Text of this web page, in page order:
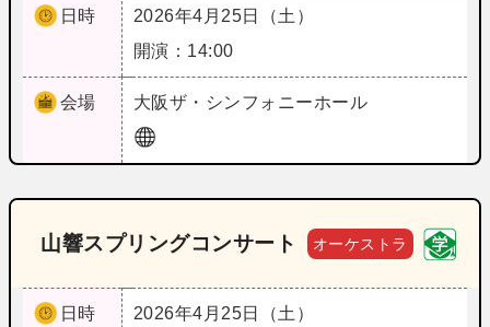
日時
2026年4月25日（土）
開演：14:00
会場 大阪ザ・シンフォニーホール
山響スプリングコンサート オーケストラ
日時
2026年4月25日（土）